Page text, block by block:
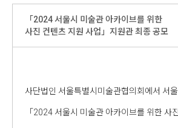
「2024 서울시 미술관 아카이브를 위한
사진 컨텐츠 지원 사업」지원관 최종 공모
사단법인 서울특별시미술관협의회에서 서
「2024 서울시 미술관 아카이브를 위한 사